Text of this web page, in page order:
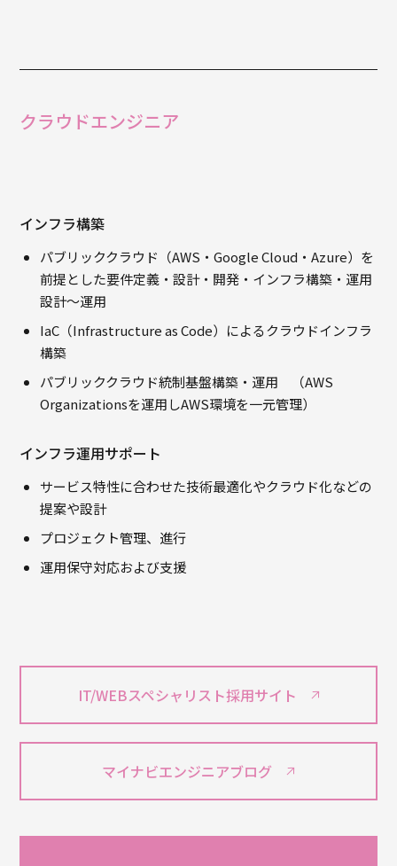
クラウドエンジニア
インフラ構築
パブリッククラウド（AWS・Google Cloud・Azure）を
前提とした要件定義・設計・開発・インフラ構築・運用
設計～運用
IaC（Infrastructure as Code）によるクラウドインフラ
構築
パブリッククラウド統制基盤構築・運用 （AWS
Organizationsを運用しAWS環境を一元管理）
インフラ運用サポート
サービス特性に合わせた技術最適化やクラウド化などの
提案や設計
プロジェクト管理、進行
運用保守対応および支援
IT/WEBスペシャリスト採用サイト
マイナビエンジニアブログ